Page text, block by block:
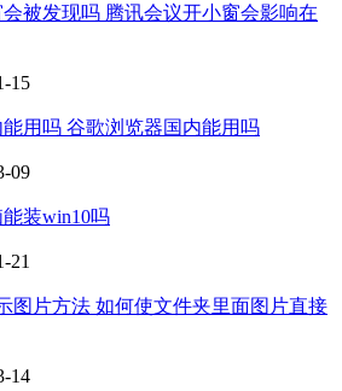
被发现吗 腾讯会议开小窗会影响在
15
用吗 谷歌浏览器国内能用吗
09
装win10吗
21
图片方法 如何使文件夹里面图片直接
14